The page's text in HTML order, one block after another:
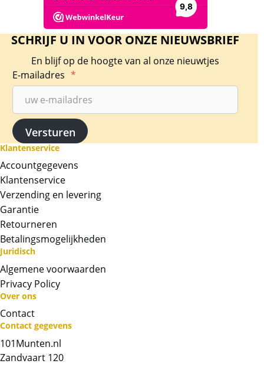
Mexican Libertad 1/20 oz 2023 Proof
Dit is echt een munt voor verzamelaars! De
Mexican Libertad uit 2016 bevat een zilver
Moneda de Mexico. De Mexican Libertad
wordt sinds 1982 geslagen (de 1/20 oz wordt
sinds 1991 geslagen). De munten wegen 1/20
lage oplage, is deze munt in de regel
moeilijker verkrijgbaar dan de meeste andere
bullion munten.
De munten zijn erg populair als belegging.
Levering
capsule.
De munten worden uit voorraad geleverd, en
komen daarmee niet rechtstreeks van de
Chat met ons
SCHRIJF U IN VOOR ONZE NIEUWSBRIEF
En blijf op de hoogte van al onze nieuwtjes
E-mailadres *
Klantenservice
Accountgegevens
Klantenservice
Verzending en levering
Garantie
Retourneren
Betalingsmogelijkheden
Juridisch
Algemene voorwaarden
Privacy Policy
Over ons
Contact
Contact gegevens
101Munten.nl
Zandvaart 120